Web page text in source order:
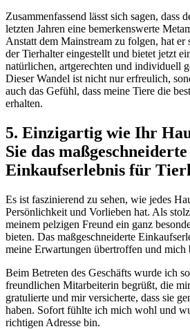
Zusammenfassend lässt⁤ sich ​sagen,⁣ dass
letzten ⁢Jahren eine⁢ bemerkenswerte
Anstatt dem ⁤Mainstream zu folgen, hat​ er
der Tierhalter ‌eingestellt und bietet‍ jetzt
natürlichen, artgerechten und individuell
Dieser Wandel ​ist nicht nur ⁢erfreulich,
auch⁤ das Gefühl, dass meine Tiere die
erhalten.
5. ⁤Einzigartig wie Ihr
Sie das ‍maßgeschneiderte
Einkaufserlebnis für
Es ‌ist faszinierend zu sehen, ​wie jedes
Persönlichkeit​ und Vorlieben hat. Als⁤
⁤meinem pelzigen Freund ‌ein ganz
bieten. ‍Das maßgeschneiderte
meine Erwartungen übertroffen und mich
Beim‍ Betreten des Geschäfts wurde ⁤ich
freundlichen Mitarbeiterin ⁤begrüßt, die
gratulierte⁤ und mir versicherte, ⁤dass sie
haben. Sofort fühlte ich mich wohl und
richtigen Adresse bin.